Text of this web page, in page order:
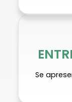
Se